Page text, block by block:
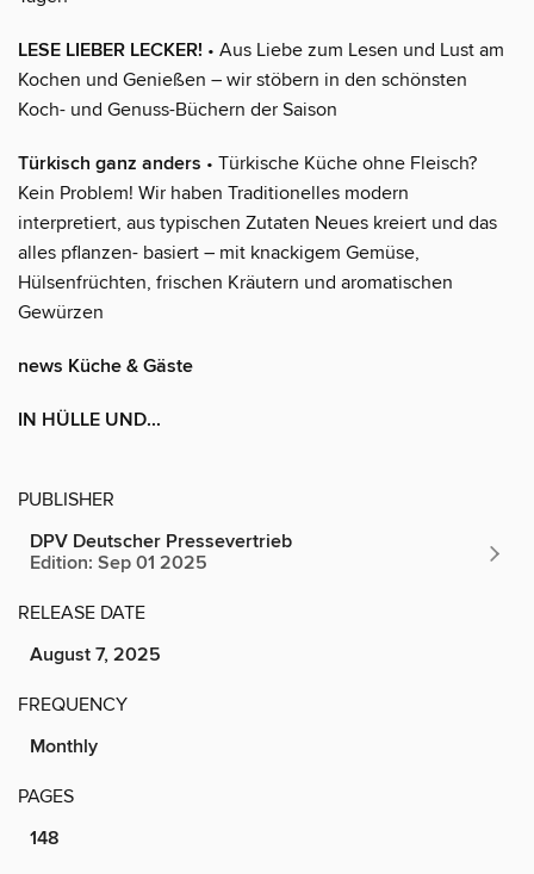
LESE LIEBER LECKER! • Aus Liebe zum Lesen und Lust am
Kochen und Genießen – wir stöbern in den schönsten
Koch- und Genuss-Büchern der Saison
Türkisch ganz anders • Türkische Küche ohne Fleisch?
Kein Problem! Wir haben Traditionelles modern
interpretiert, aus typischen Zutaten Neues kreiert und das
alles pflanzen- basiert – mit knackigem Gemüse,
Hülsenfrüchten, frischen Kräutern und aromatischen
Gewürzen
news Küche & Gäste
IN HÜLLE UND...
PUBLISHER
DPV Deutscher Pressevertrieb
Edition: Sep 01 2025
RELEASE DATE
August 7, 2025
FREQUENCY
Monthly
PAGES
148